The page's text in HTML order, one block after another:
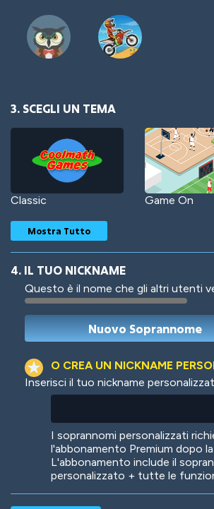
3. SCEGLI UN TEMA
Classic Game On
Woof Jungle Cats
Mostra Tutto
4. IL TUO NICKNAME
Questo è il nome che gli altri utenti
O CREA UN NICKNAME
Inserisci il tuo nickname
I soprannomi personalizzati
l'abbonamento Premium dopo
L'abbonamento include il
personalizzato + tutte le